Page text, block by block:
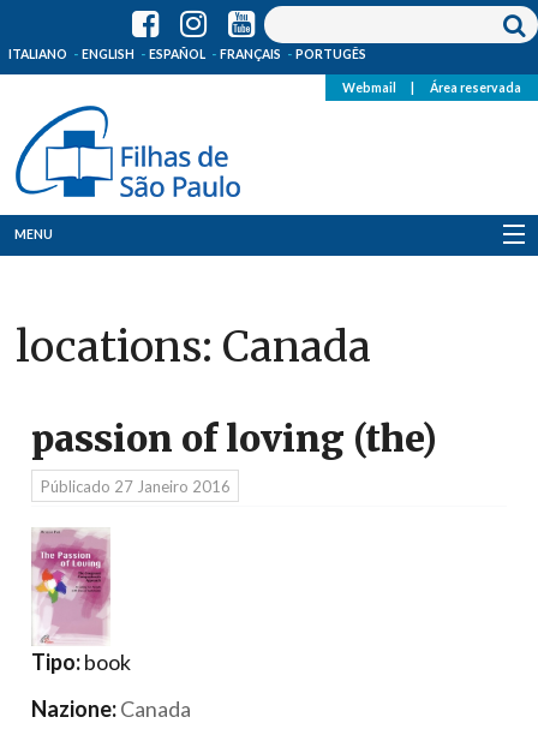
ITALIANO ENGLISH ESPAÑOL FRANÇAIS PORTUGÊS
Webmail Área reservada
MENU
Onde Estamos
Recursos
locations: Canada
passion of loving (the)
Públicado 27 Janeiro 2016
Tipo:book
Nazione:Canada